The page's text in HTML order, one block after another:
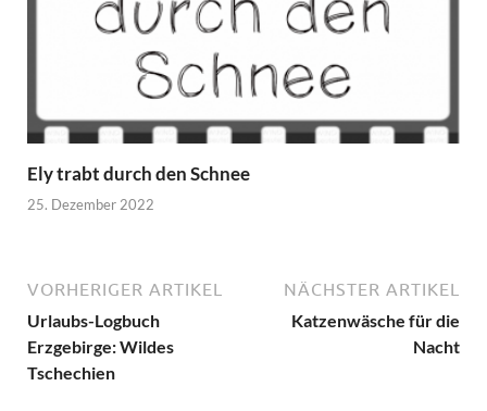
Ely trabt durch den Schnee
25. Dezember 2022
VORHERIGER ARTIKEL
Urlaubs-Logbuch
Erzgebirge: Wildes
Tschechien
NÄCHSTER ARTIKEL
Katzenwäsche für die
Nacht